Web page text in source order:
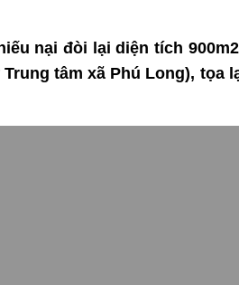
nại đòi lại diện tích
tâm xã Phú Long), tọa